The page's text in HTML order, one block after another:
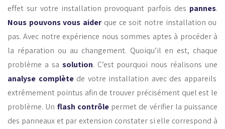
effet sur votre installation provoquant parfois des pannes.
Nous pouvons vous aiderque ce soit notre installation ou
pas. Avec notre expérience nous sommes aptes à procéder à
la réparation ou au changement. Quoiqu’il en est, chaque
problème a sa solution. C’est pourquoi nous réalisons une
analyse complètede votre installation avec des appareils
extrêmement pointus afin de trouver précisément quel est le
problème. Un flash contrôlepermet de vérifier la puissance
des panneaux et par extension constater si elle correspond à